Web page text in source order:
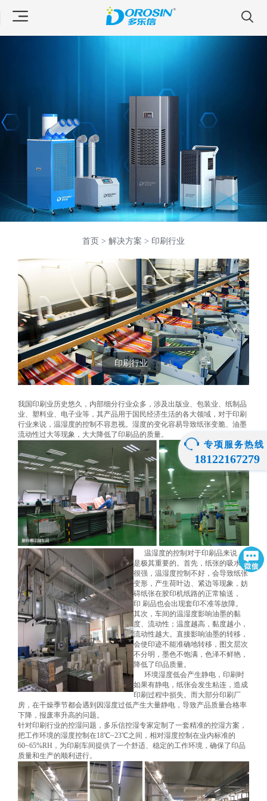
首页 > 解决方案 > 印刷行业
印刷行业
我国印刷业历史悠久，内部细分行业众多，涉及出版业、包装业、纸制品
业、塑料业、电子业等，其产品用于国民经济生活的各大领域，对于印刷
行业来说，温湿度的控制不容忽视。湿度的变化容易导致纸张变脆、油墨
流动性过大等现象，大大降低了印刷品的质量。
温湿度的控制对于印刷品来说，
是极其重要的。 首先，纸张的吸水性
很强，温湿度控制不好，会导致纸张
变形，产生荷叶边、紧边等现象，妨
碍纸张在胶印机纸路的正常输送，
印 刷品也会出现套印不准等故障。
其次，车间的温湿度影响油墨的黏
度、流动性；温度越高，黏度越小，
流动性越大。直接影响油墨的转移，
会使印迹不能准确地转移，图文层次
不分明，墨色不饱满，色泽不鲜艳，
降低了印品质量。
环境湿度低会产生静电，印刷时
如果有静电，纸张会发生粘连，造成
印刷过程中损失。而大部分印刷厂
房，在干燥季节都会遇到因湿度过低产生大量静电，导致产品质量合格率
下降，报废率升高的问题。
针对印刷行业的控湿问题，多乐信控湿专家定制了一套精准的控湿方案，
把工作环境的湿度控制在18℃~23℃之间，相对湿度控制在业内标准的
60~65%RH，为印刷车间提供了一个舒适、稳定的工作环境，确保了印品
质量和生产的顺利进行。
专项服务热线
18122167279